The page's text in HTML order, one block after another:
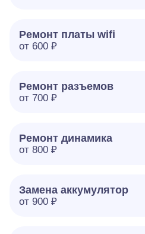
Ремонт платы wifi
от 600 ₽
Ремонт разъемов
от 700 ₽
Ремонт динамика
от 800 ₽
Замена аккумулятор
от 900 ₽